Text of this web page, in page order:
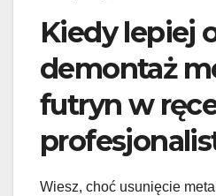
Kiedy lepiej
demontaż
futryn w
Wiesz, choć usunięcie